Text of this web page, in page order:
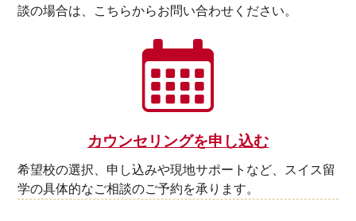
談の場合は、こちらからお問い合わせください。
カウンセリングを申し込む
希望校の選択、申し込みや現地サポートなど、スイス留
学の具体的なご相談のご予約を承ります。